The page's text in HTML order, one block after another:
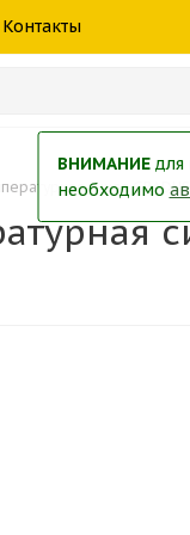
Контакты
синяя
ВНИМАНИЕдля
необходимо